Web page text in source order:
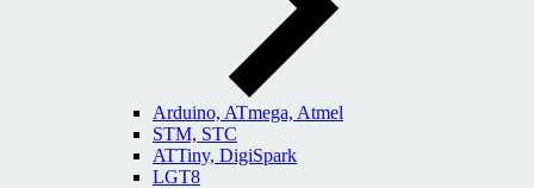
Arduino, ATmega, Atmel
STM, STC
ATTiny, DigiSpark
LGT8